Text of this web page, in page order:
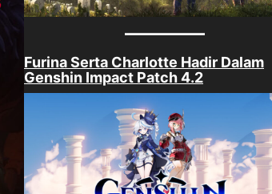
Furina Serta Charlotte Hadir Dalam
Genshin Impact Patch 4.2